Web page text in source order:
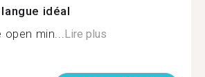
idéal
open min...Lire plus